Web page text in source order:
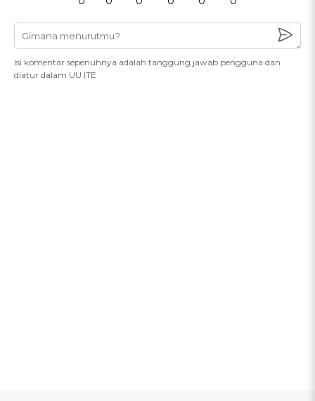
Isi komentar sepenuhnya adalah tanggung jawab pengguna dan
diatur dalam UU ITE